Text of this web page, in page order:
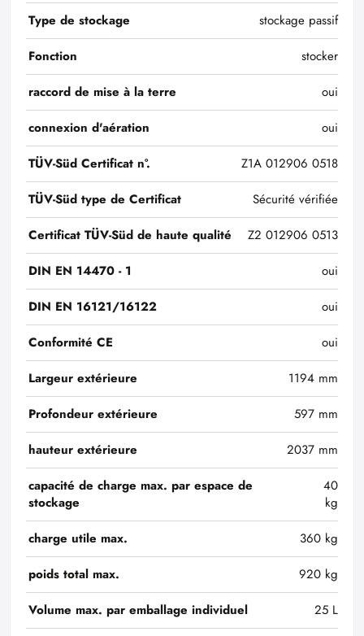
Type de stockage
stockage passif
Fonction
stocker
raccord de mise à la terre
oui
connexion d'aération
oui
TÜV-Süd Certificat n°.
Z1A 012906 0518
TÜV-Süd type de Certificat
Sécurité vérifiée
Certificat TÜV-Süd de haute qualité
Z2 012906 0513
DIN EN 14470 - 1
oui
DIN EN 16121/16122
oui
Conformité CE
oui
Largeur extérieure
1194 mm
Profondeur extérieure
597 mm
hauteur extérieure
2037 mm
capacité de charge max. par espace de
stockage
40
kg
charge utile max.
360 kg
poids total max.
920 kg
Volume max. par emballage individuel
25 L